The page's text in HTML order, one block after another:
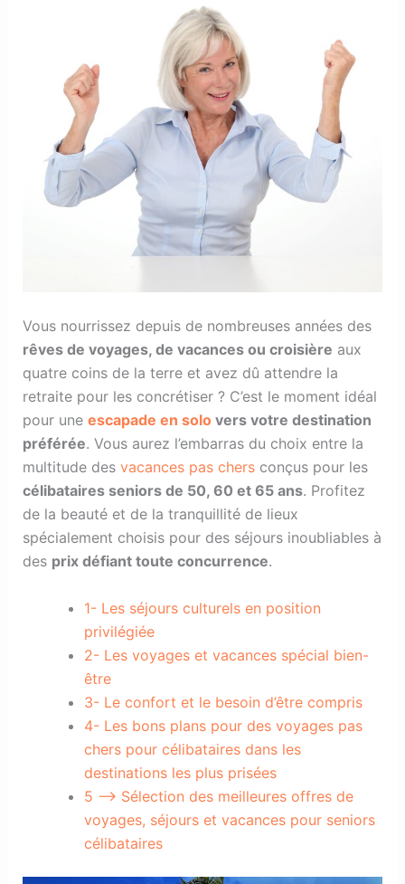
Vous nourrissez depuis de nombreuses années des
rêves de voyages, de vacances ou croisière aux
quatre coins de la terre et avez dû attendre la
retraite pour les concrétiser ? C’est le moment idéal
pour une escapade en solovers votre destination
préférée. Vous aurez l’embarras du choix entre la
multitude desvacances pas chersconçus pour les
célibataires seniors de 50, 60 et 65 ans. Profitez
de la beauté et de la tranquillité de lieux
spécialement choisis pour des séjours inoubliables à
des prix défiant toute concurrence.
1-Les séjours culturels en position
privilégiée
2-Les voyages et vacances spécial bien-
être
3-Le confort et le besoin d’être compris
4-Les bons plans pour des voyages pas
chers pour célibataires dans les
destinations les plus prisées
5 —> Sélection des meilleures offres de
voyages, séjours et vacances pour seniors
célibataires